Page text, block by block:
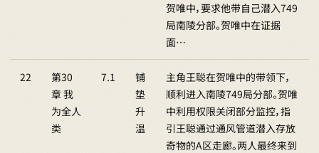
贺唯中，要求他带自己潜入749
局南陵分部。贺唯中在证据
面…
22
第30
章 我
为全人
类
7.1
铺
垫
升
温
主角王聪在贺唯中的带领下，
顺利进入南陵749局分部。贺唯
中利用权限关闭部分监控，指
引王聪通过通风管道潜入存放
奇物的A区走廊。两人最终来到